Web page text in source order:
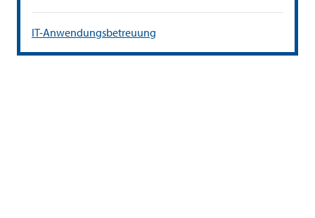
IT-Anwendungsbetreuung